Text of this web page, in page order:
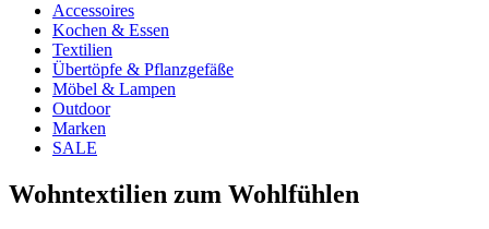
Accessoires
Kochen & Essen
Textilien
Übertöpfe & Pflanzgefäße
Möbel & Lampen
Outdoor
Marken
SALE
Wohntextilien zum Wohlfühlen